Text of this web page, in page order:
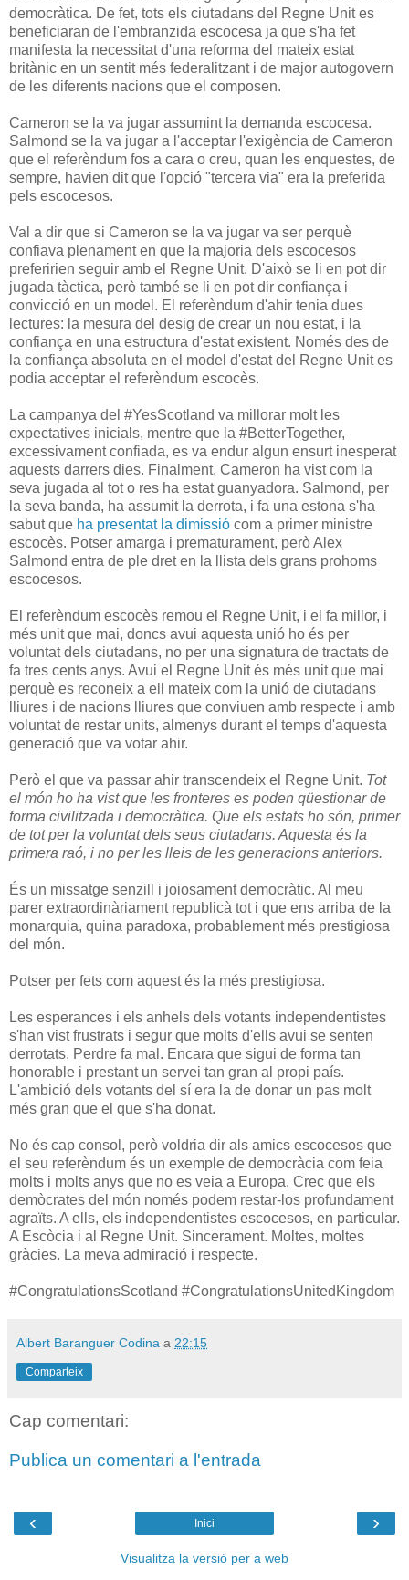
democràtica. De fet, tots els ciutadans del Regne Unit es
beneficiaran de l'embranzida escocesa ja que s'ha fet
manifesta la necessitat d'una reforma del mateix estat
britànic en un sentit més federalitzant i de major autogovern
de les diferents nacions que el composen.
Cameron se la va jugar assumint la demanda escocesa.
Salmond se la va jugar a l'acceptar l'exigència de Cameron
que el referèndum fos a cara o creu, quan les enquestes, de
sempre, havien dit que l'opció "tercera via" era la preferida
pels escocesos.
Val a dir que si Cameron se la va jugar va ser perquè
confiava plenament en que la majoria dels escocesos
preferirien seguir amb el Regne Unit. D'això se li en pot dir
jugada tàctica, però també se li en pot dir confiança i
convicció en un model. El referèndum d'ahir tenia dues
lectures: la mesura del desig de crear un nou estat, i la
confiança en una estructura d'estat existent. Només des de
la confiança absoluta en el model d'estat del Regne Unit es
podia acceptar el referèndum escocès.
La campanya del #YesScotland va millorar molt les
expectatives inicials, mentre que la #BetterTogether,
excessivament confiada, es va endur algun ensurt inesperat
aquests darrers dies. Finalment, Cameron ha vist com la
seva jugada al tot o res ha estat guanyadora. Salmond, per
la seva banda, ha assumit la derrota, i fa una estona s'ha
sabut que ha presentat la dimissió com a primer ministre
escocès. Potser amarga i prematurament, però Alex
Salmond entra de ple dret en la llista dels grans prohoms
escocesos.
El referèndum escocès remou el Regne Unit, i el fa millor, i
més unit que mai, doncs avui aquesta unió ho és per
voluntat dels ciutadans, no per una signatura de tractats de
fa tres cents anys. Avui el Regne Unit és més unit que mai
perquè es reconeix a ell mateix com la unió de ciutadans
lliures i de nacions lliures que conviuen amb respecte i amb
voluntat de restar units, almenys durant el temps d'aquesta
generació que va votar ahir.
Però el que va passar ahir transcendeix el Regne Unit. Tot
el món ho ha vist que les fronteres es poden qüestionar de
forma civilitzada i democràtica. Que els estats ho són, primer
de tot per la voluntat dels seus ciutadans. Aquesta és la
primera raó, i no per les lleis de les generacions anteriors.
És un missatge senzill i joiosament democràtic. Al meu
parer extraordinàriament republicà tot i que ens arriba de la
monarquia, quina paradoxa, probablement més prestigiosa
del món.
Potser per fets com aquest és la més prestigiosa.
Les esperances i els anhels dels votants independentistes
s'han vist frustrats i segur que molts d'ells avui se senten
derrotats. Perdre fa mal. Encara que sigui de forma tan
honorable i prestant un servei tan gran al propi país.
L'ambició dels votants del sí era la de donar un pas molt
més gran que el que s'ha donat.
No és cap consol, però voldria dir als amics escocesos que
el seu referèndum és un exemple de democràcia com feia
molts i molts anys que no es veia a Europa. Crec que els
demòcrates del món només podem restar-los profundament
agraïts. A ells, els independentistes escocesos, en particular.
A Escòcia i al Regne Unit. Sincerament. Moltes, moltes
gràcies. La meva admiració i respecte.
#CongratulationsScotland #CongratulationsUnitedKingdom
Albert Baranguer Codina a 22:15
Comparteix
Cap comentari:
Publica un comentari a l'entrada
‹ ›
Inici
Visualitza la versió per a web